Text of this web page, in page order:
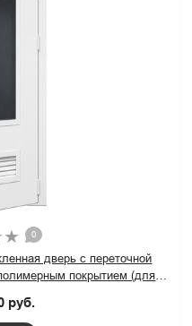
0
дверь с переточной
покрытием (для
руб.